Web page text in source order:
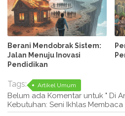
Berani Mendobrak Sistem:
Jalan Menuju Inovasi
Pendidikan
Tags: Artikel Umum
Belum ada Komentar untuk " Di
Kebutuhan: Seni Ikhlas Membaca